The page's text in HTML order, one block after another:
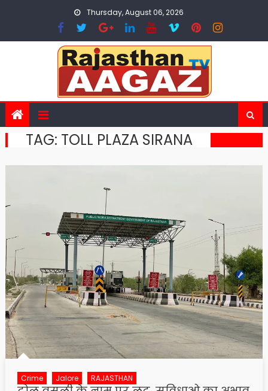
Thursday, August 06, 2026
TAG: TOLL PLAZA SIRANA
Crime Jalore RAJASTHAN